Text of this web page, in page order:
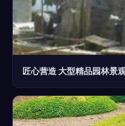
匠心营造 大型精品园林景